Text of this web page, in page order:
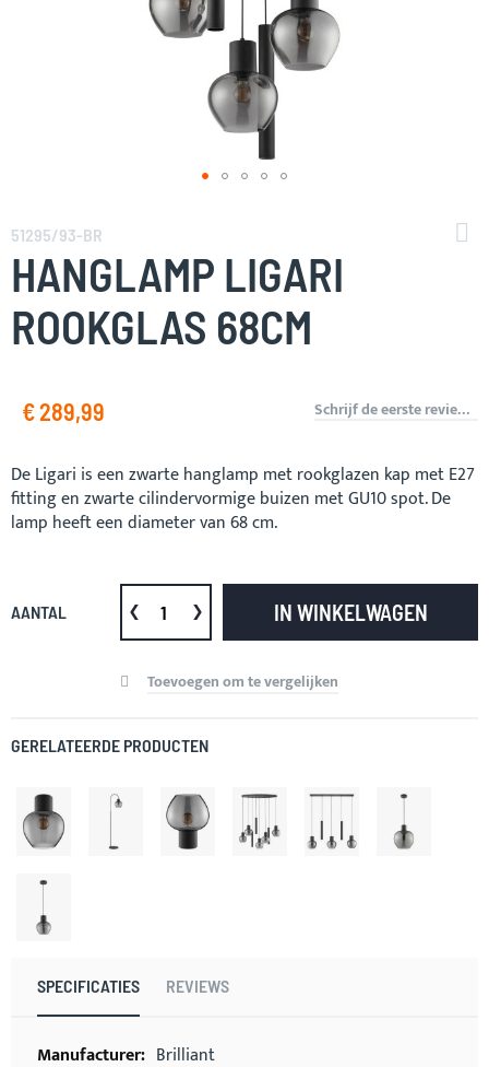
naar
het
begin
van
de
afbeeldingen-
51295/93-BR
HANGLAMP LIGARI
ROOKGLAS 68CM
€ 289,99 Schrijf de eerste review over dit product
De Ligari is een zwarte hanglamp met rookglazen kap met E27
fitting en zwarte cilindervormige buizen met GU10 spot. De
lamp heeft een diameter van 68 cm.
AANTAL IN WINKELWAGEN
Toevoegen om te vergelijken
GERELATEERDE PRODUCTEN
SPECIFICATIES REVIEWS
Meer
Brilliant